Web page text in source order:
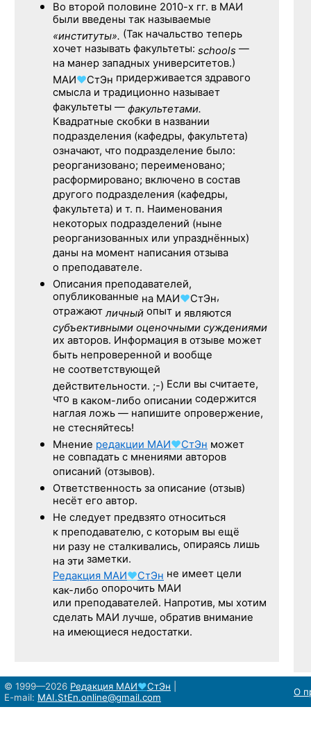
Во второй половине 2010-х гг. в МАИ
были введены так называемые
«институты». (Так начальство теперь
хочет называть факультеты: schools —
на манер западных университетов.)
МАИ♥СтЭн придерживается здравого
смысла и традиционно называет
факультеты — факультетами.
Квадратные скобки в названии
подразделения (кафедры, факультета)
означают, что подразделение было:
реорганизовано; переименовано;
расформировано; включено в состав
другого подразделения (кафедры,
факультета) и т. п. Наименования
некоторых подразделений (ныне
реорганизованных или упразднённых)
даны на момент написания отзыва
о преподавателе.
Описания преподавателей,
опубликованные на МАИ♥СтЭн,
отражаютличный опыт и являются
субъективными оценочными суждениями
их авторов. Информация в отзыве может
быть непроверенной и вообще
не соответствующей
действительности. ;-) Если вы считаете,
что в каком-либо описании содержится
наглая ложь — напишите опровержение,
не стесняйтесь!
Мнение редакции МАИ♥СтЭн может
не совпадать с мнениями авторов
описаний (отзывов).
Ответственность за описание (отзыв)
несёт его автор.
Не следует предвзято относиться
к преподавателю, с которым вы ещё
ни разу не сталкивались, опираясь лишь
на эти заметки.
Редакция МАИ♥СтЭн не имеет цели
как-либо опорочить МАИ
или преподавателей. Напротив, мы хотим
сделать МАИ лучше, обратив внимание
на имеющиеся недостатки.
© 1999—2026 Редакция МАИ♥СтЭн
E-mail: MAI.StEn.online@gmail.com О